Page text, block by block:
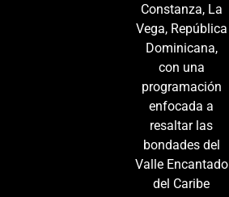
Constanza, La
Vega, República
Dominicana,
con una
programación
enfocada a
resaltar las
bondades del
Valle Encantado
del Caribe